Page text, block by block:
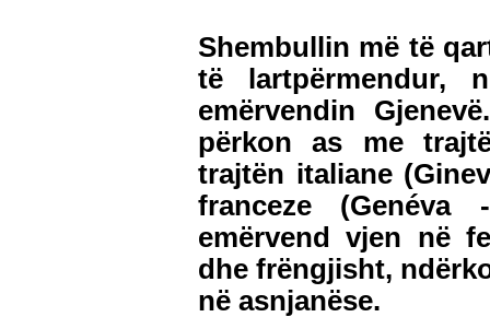
Shembullin më të
të lartpërmendur,
emërvendin
përkon as me
trajtën italiane
franceze
emërvend vjen në
dhe frëngjisht,
në asnjanëse.